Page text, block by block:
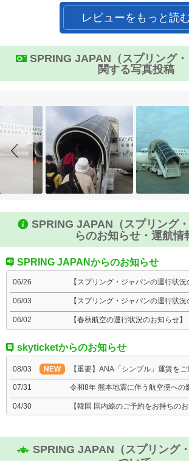
レビューをもっと読
SPRING JAPAN（スプリング・
関する写真投稿
SPRING JAPAN（スプリング
らのお知らせ・運航情
SPRING JAPANからのお知らせ
06/26 【スプリング・ジャパンの運行状況
06/03 【スプリング・ジャパンの運行状況
06/02 【春秋航空の運行状況のお知らせ】
05/29 【春秋航空の運行状況のお知らせ】
skyticketからのお知らせ
08/03 NEW 【重要】ANA「シンプル」運賃をご選択のお客様へ 座席
07/31 令和8年 熊本地震に伴う航空便への
04/30 【韓国 国内線のご予約をお持ちのお客様へ】 チェ
12/22 【重要】海外航空券 周遊航空券の
SPRING JAPAN（スプリング